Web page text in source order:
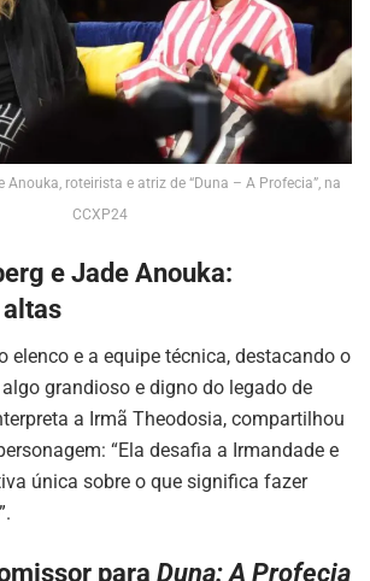
Anouka, roteirista e atriz de “Duna – A Profecia”, na
CCXP24
e Jade Anouka:
elenco e a equipe técnica, destacando o
grandioso e digno do legado de
a Irmã Theodosia, compartilhou
“Ela desafia a Irmandade e
única sobre o que significa fazer
para Duna: A Profecia